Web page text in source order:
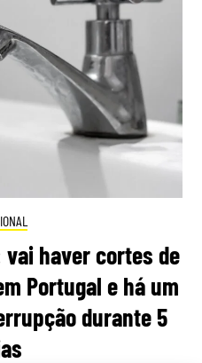
vai haver cortes de
Portugal e há um
durante 5